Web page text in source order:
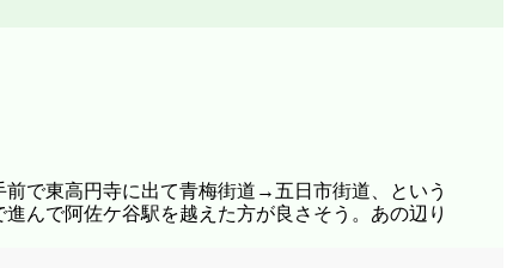
で東高円寺に出て青梅街道→五日市街道、という
んで阿佐ケ谷駅を越えた方が良さそう。あの辺り